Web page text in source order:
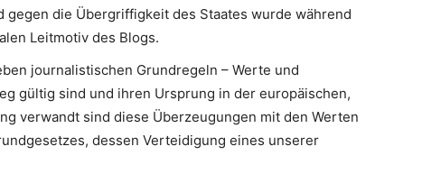
gegen die Übergriffigkeit des Staates wurde während
Leitmotiv des Blogs.
journalistischen Grundregeln – Werte und
gültig sind und ihren Ursprung in der europäischen,
verwandt sind diese Überzeugungen mit den Werten
dessen Verteidigung eines unserer